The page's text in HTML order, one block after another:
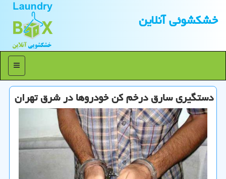
خشكشوئی آنلاین
منو
دستگیری سارق درخم كن خودروها در شرق تهران